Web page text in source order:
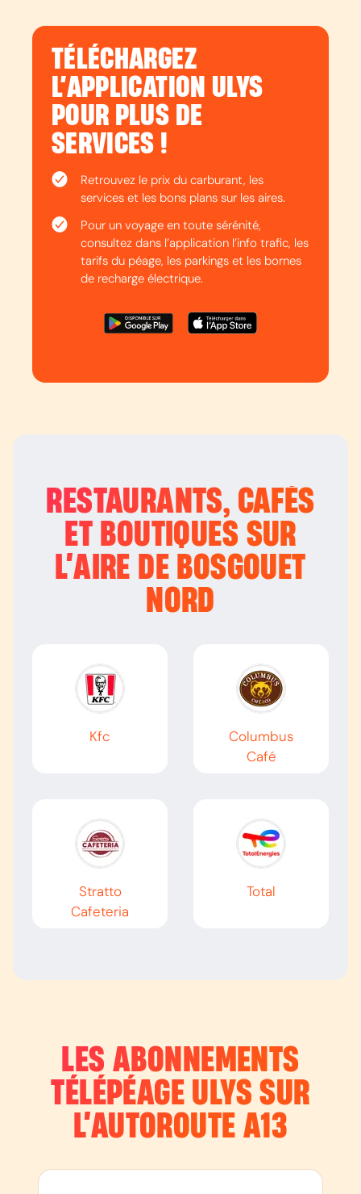
TÉLÉCHARGEZ
L’APPLICATION ULYS
POUR PLUS DE
SERVICES !
Retrouvez le prix du carburant, les
services et les bons plans sur les aires.
Pour un voyage en toute sérénité,
consultez dans l’application l’info trafic, les
tarifs du péage, les parkings et les bornes
de recharge électrique.
RESTAURANTS, CAFÉS
ET BOUTIQUES SUR
L’AIRE DE BOSGOUET
NORD
Kfc
Columbus
Café
Stratto
Cafeteria
Total
LES ABONNEMENTS
TÉLÉPÉAGE ULYS SUR
L’AUTOROUTE A13